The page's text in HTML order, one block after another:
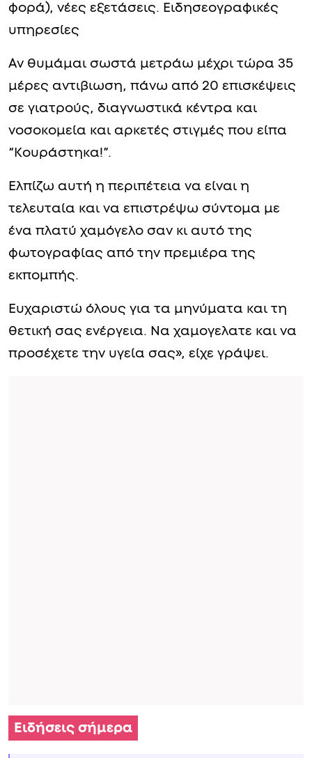
φορά), νέες εξετάσεις. Ειδησεογραφικές
υπηρεσίες
Αν θυμάμαι σωστά μετράω μέχρι τώρα 35
μέρες αντιβιωση, πάνω από 20 επισκέψεις
σε γιατρούς, διαγνωστικά κέντρα και
νοσοκομεία και αρκετές στιγμές που είπα
“Κουράστηκα!”.
Ελπίζω αυτή η περιπέτεια να είναι η
τελευταία και να επιστρέψω σύντομα με
ένα πλατύ χαμόγελο σαν κι αυτό της
φωτογραφίας από την πρεμιέρα της
εκπομπής.
Ευχαριστώ όλους για τα μηνύματα και τη
θετική σας ενέργεια. Να χαμογελατε και να
προσέχετε την υγεία σας», είχε γράψει.
Ειδήσεις σήμερα